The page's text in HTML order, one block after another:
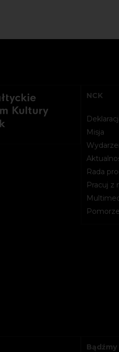
NCK
Misja
Rada
Pracuj z